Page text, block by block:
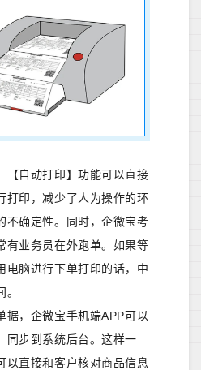
【自动打印】功能可以直接
打印，减少了人为操作的环
不确定性。同时，企微宝考
有业务员在外跑单。如果等
电脑进行下单打印的话，中
据，企微宝手机端APP可以
同步到系统后台。这样一
以直接和客户核对商品信息